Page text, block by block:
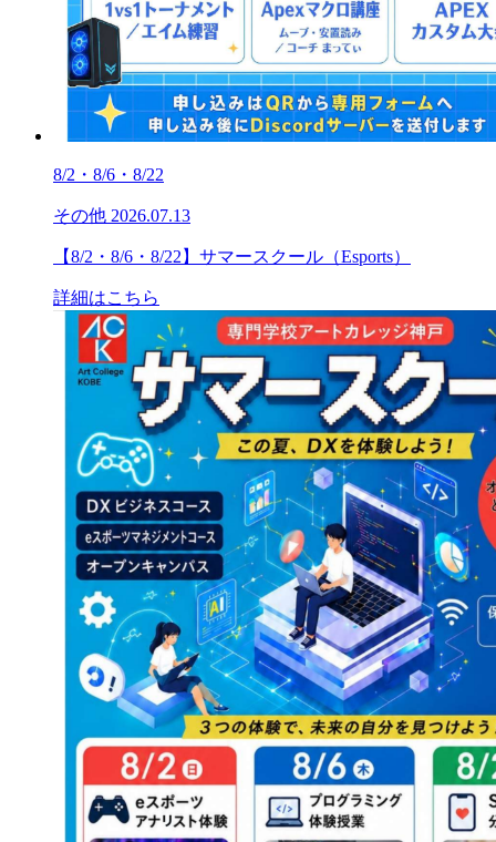
8/2・8/6・8/22
その他 2026.07.13
【8/2・8/6・8/22】サマースクール（Esports）
詳細はこちら